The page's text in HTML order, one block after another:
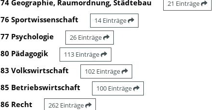
74 Geographie, Raumordnung, Städtebau 21 Einträge
76 Sportwissenschaft 14 Einträge
77 Psychologie 26 Einträge
80 Pädagogik 113 Einträge
83 Volkswirtschaft 102 Einträge
85 Betriebswirtschaft 100 Einträge
86 Recht 262 Einträge